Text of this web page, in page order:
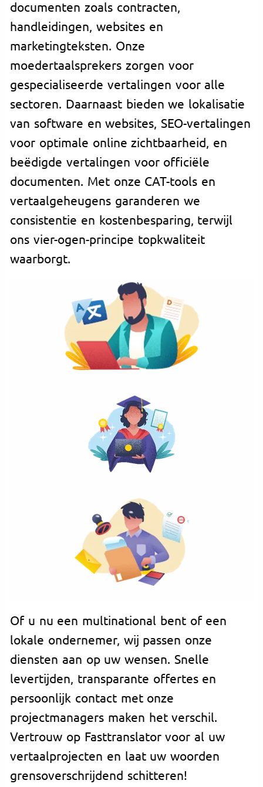
documenten zoals contracten,
handleidingen, websites en
marketingteksten. Onze
moedertaalsprekers zorgen voor
gespecialiseerde vertalingen voor alle
sectoren. Daarnaast bieden we lokalisatie
van software en websites, SEO-vertalingen
voor optimale online zichtbaarheid, en
beëdigde vertalingen voor officiële
documenten. Met onze CAT-tools en
vertaalgeheugens garanderen we
consistentie en kostenbesparing, terwijl
ons vier-ogen-principe topkwaliteit
waarborgt.
Of u nu een multinational bent of een
lokale ondernemer, wij passen onze
diensten aan op uw wensen. Snelle
levertijden, transparante offertes en
persoonlijk contact met onze
projectmanagers maken het verschil.
Vertrouw op Fasttranslator voor al uw
vertaalprojecten en laat uw woorden
grensoverschrijdend schitteren!